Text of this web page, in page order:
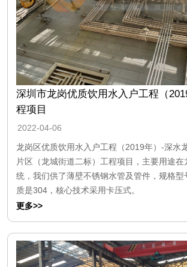
深圳市龙岗优质饮用水入户工程（
程项目
2022-04-06
龙岗区优质饮用水入户工程（2019年）-深水
片区（龙城街道二标）工程项目，主要用途
统，我们供了薄壁不锈钢水管及管件，规格
质是304，核心技术采用卡压式。
更多>>